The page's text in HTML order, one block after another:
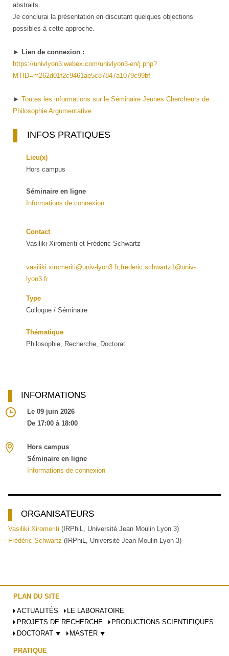
abstraits.
Je conclurai la présentation en discutant quelques objections
possibles à cette approche.
► Lien de connexion :
https://univlyon3.webex.com/univlyon3-en/j.php?
MTID=m262d01f2c9461ae5c87847a1079c99bf
► Toutes les informations sur le Séminaire Jeunes Chercheurs de
Philosophie Argumentative
INFOS PRATIQUES
Lieu(x)
Hors campus
Séminaire en ligne
Informations de connexion
Contact
Vasiliki Xiromeriti et Frédéric Schwartz
vasiliki.xiromeriti@univ-lyon3.fr;frederic.schwartz1@univ-
lyon3.fr
Type
Colloque / Séminaire
Thématique
Philosophie, Recherche, Doctorat
INFORMATIONS
Le 09 juin 2026
De 17:00 à 18:00
Hors campus
Séminaire en ligne
Informations de connexion
ORGANISATEURS
Vasiliki Xiromeriti (IRPhiL, Université Jean Moulin Lyon 3)
Frédéric Schwartz (IRPhiL, Université Jean Moulin Lyon 3)
PLAN DU SITE
ACTUALITÉS
LE LABORATOIRE
PROJETS DE RECHERCHE
PRODUCTIONS SCIENTIFIQUES
DOCTORAT ⯆
MASTER ⯆
PRATIQUE